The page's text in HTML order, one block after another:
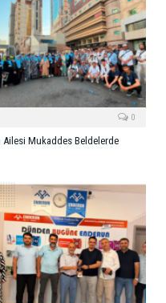
0
Ailesi Mukaddes Beldelerde